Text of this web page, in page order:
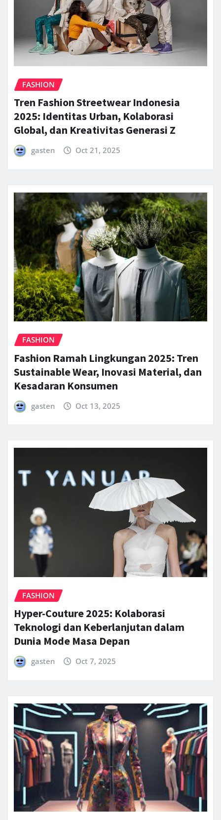
FASHION
Tren Fashion Streetwear Indonesia
2025: Identitas Urban, Kolaborasi
Global, dan Kreativitas Generasi Z
gasten Oct 21, 2025
FASHION
Fashion Ramah Lingkungan 2025: Tren
Sustainable Wear, Inovasi Material, dan
Kesadaran Konsumen
gasten Oct 13, 2025
FASHION
Hyper-Couture 2025: Kolaborasi
Teknologi dan Keberlanjutan dalam
Dunia Mode Masa Depan
gasten Oct 7, 2025